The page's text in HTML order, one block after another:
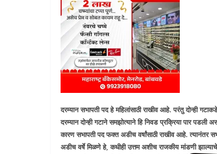
दरम्यान सभापती पद हे महिलांसाठी राखीव आहे. परंतु दोन्ही
दरम्यान दोन्ही गटाने समझोत्याने हि निवड प्रक्रिया पार पडली
कारण सभापती पद फक्त अडीच वर्षांसाठी राखीव आहे. त्यानंतर
अडीच वर्षे मिळणे हे, कधीही उत्तम अशीच राजकीय मांडणी